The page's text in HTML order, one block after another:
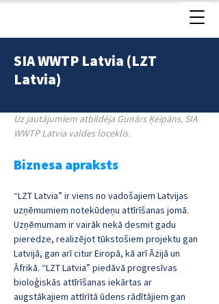
< Atpakaļ
Uz jautājumiem atbildēja Gunārs Ķeipāns, SIA
WWTP Latvia valdes loceklis.
Biznesa apraksts
“LZT Latvia” ir viens no vadošajiem Latvijas
uzņēmumiem notekūdeņu attīrīšanas jomā.
Uzņēmumam ir vairāk nekā desmit gadu
pieredze, realizējot tūkstošiem projektu gan
Latvijā, gan arī citur Eiropā, kā arī Āzijā un
Āfrikā. “LZT Latvia” piedāvā progresīvas
bioloģiskās attīrīšanas iekārtas ar
augstākajiem attīrītā ūdens rādītājiem gan
SIA WWTP Latvia (LZT
Latvia)